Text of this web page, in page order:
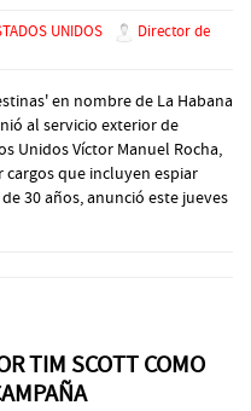
UNIDOS
Director de
en nombre de La Habana
al servicio exterior de
Unidos Víctor Manuel Rocha,
que incluyen espiar
30 años, anunció este jueves
TIM SCOTT COMO